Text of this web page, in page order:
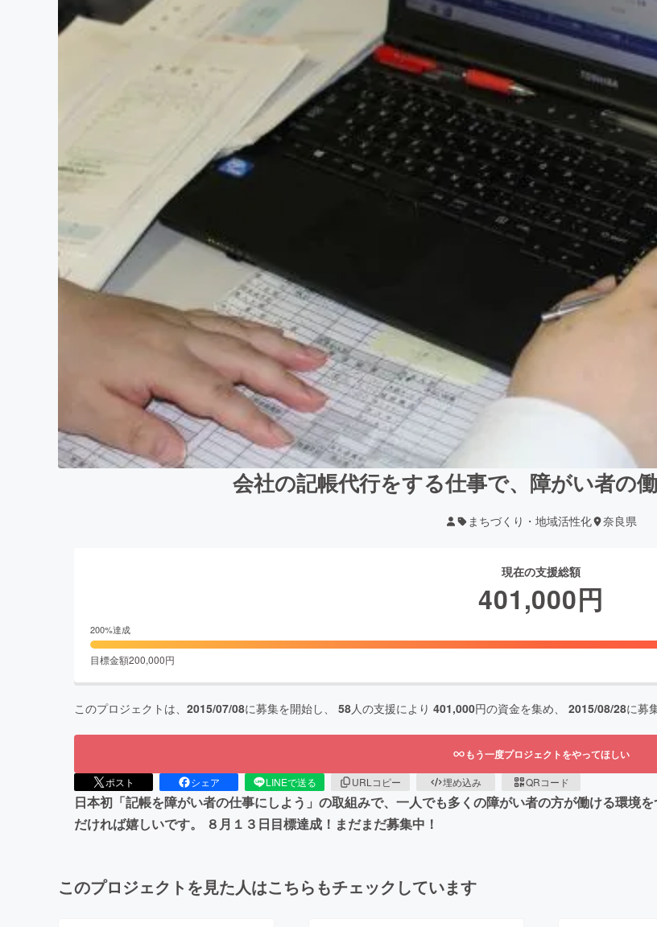
会社の記帳代行をする仕事で、障がい者の
まちづくり・地域活性化 奈良県
現在の支援総額
401,000円
200%達成
目標金額200,000円
このプロジェクトは、 2015/07/08に募集を開始し、 58人の支援により 401,000円の資金を集め、 2015/08/28に募
もう一度プロジェクトをやってほしい
ポスト シェア LINEで送る URLコピー 埋め込み QRコード
日本初「記帳を障がい者の仕事にしよう」の取組みで、一人でも多くの障がい者の方が働ける環境
だければ嬉しいです。 ８月１３日目標達成！まだまだ募集中！
このプロジェクトを見た人はこちらもチェックしています